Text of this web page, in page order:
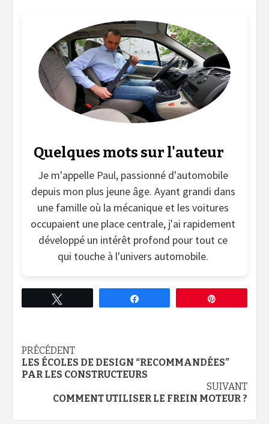
Quelques mots sur l'auteur
Je m'appelle Paul, passionné d'automobile
depuis mon plus jeune âge. Ayant grandi dans
une famille où la mécanique et les voitures
occupaient une place centrale, j'ai rapidement
développé un intérêt profond pour tout ce
qui touche à l'univers automobile.
Continue
Reading
PRÉCÉDENT
LES ÉCOLES DE DESIGN “RECOMMANDÉES”
PAR LES CONSTRUCTEURS
SUIVANT
COMMENT UTILISER LE FREIN MOTEUR ?